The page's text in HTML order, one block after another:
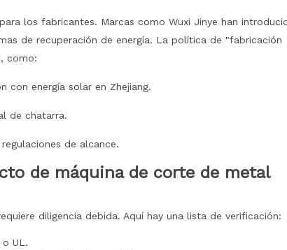
los fabricantes. Marcas como Wuxi Jinye han
de recuperación de energía. La política de "fabricación
como:
con energía solar en Zhejiang.
de chatarra.
de alcance.
de máquina de corte de metal
diligencia debida. Aquí hay una lista de verificación:
o UL.